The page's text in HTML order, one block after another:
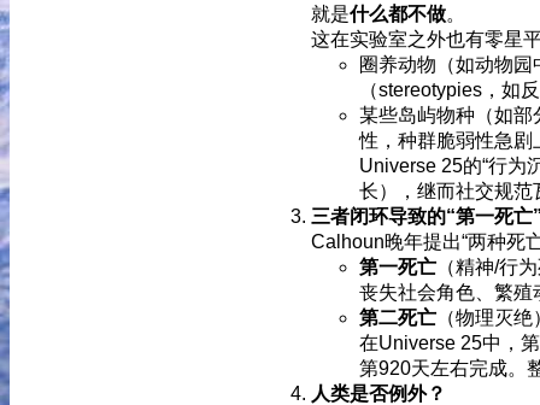
就是什么都不做。
这在实验室之外也有零星
圈养动物（如动物
（stereotypies，如
某些岛屿物种（如部
性，种群脆弱性急剧
Universe 25的“行为
长），继而社交规范
三者闭环导致的“第一死亡
Calhoun晚年提出“两种死
第一死亡 （精神/行
丧失社会角色、繁殖
第二死亡 （物理灭
在Universe 25中，
第920天左右完成。
人类是否例外？